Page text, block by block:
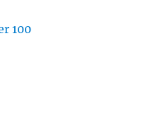
100